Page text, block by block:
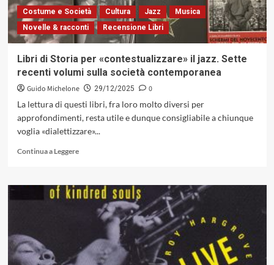
laboratorio
di
forma
(Red
Records,
1977)
Costume e Società Cultura Jazz
Musica
Novelle & racconti
Recensione Libri
Libri di Storia per «contestualizzare» il jazz. Sette
recenti volumi sulla società contemporanea
Guido Michelone 29/12/2025
0
La lettura di questi libri, fra loro molto diversi per
approfondimenti, resta utile e dunque consigliabile a chiunque
voglia «dialettizzare»...
Continua a LeggereLeggi
su
Libri
«contestualizzare»
il